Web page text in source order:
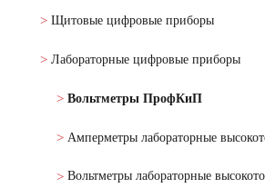
Щитовые цифровые приборы
Лабораторные цифровые приборы
Вольтметры ПрофКиП
Амперметры лабораторные
Вольтметры лабораторные